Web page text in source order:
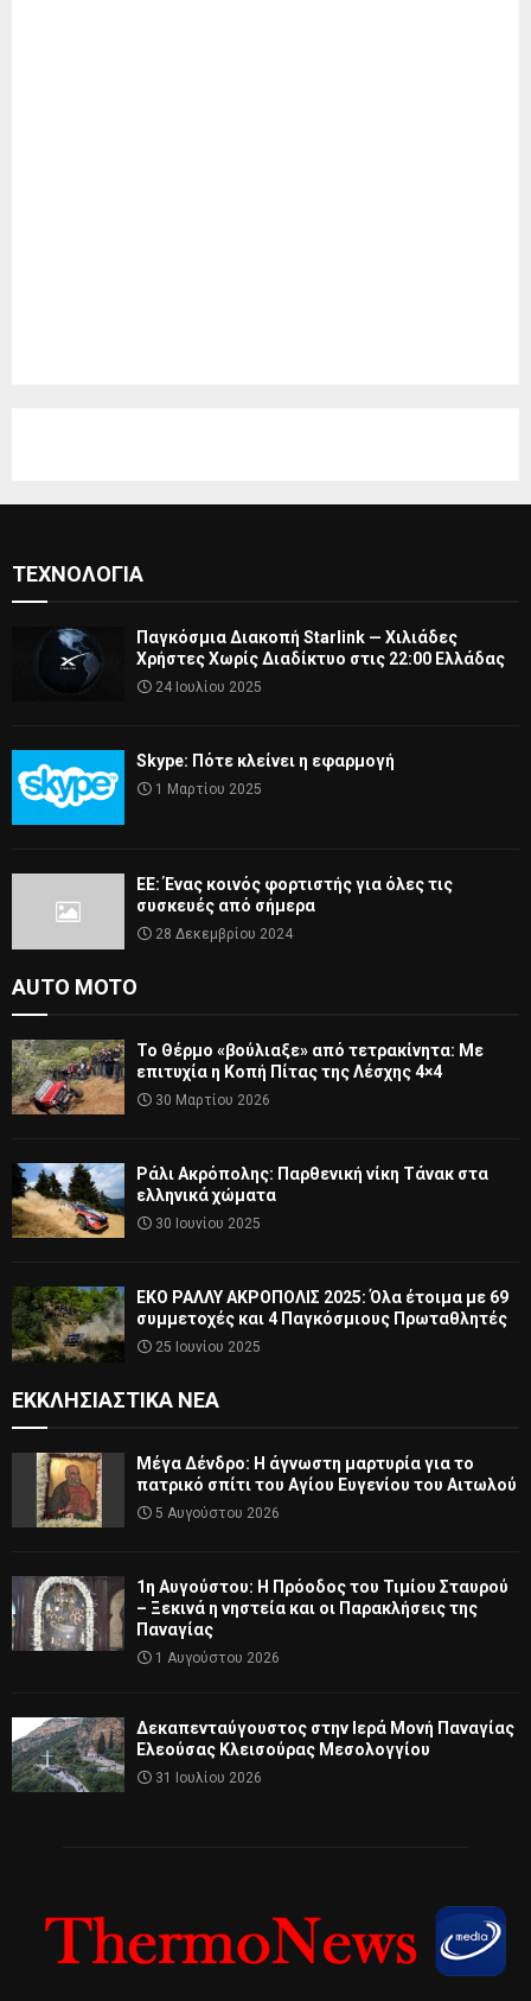
ΤΕΧΝΟΛΟΓΊΑ
Παγκόσμια Διακοπή Starlink — Χιλιάδες
Χρήστες Χωρίς Διαδίκτυο στις 22:00 Ελλάδας
24 Ιουλίου 2025
Skype: Πότε κλείνει η εφαρμογή
1 Μαρτίου 2025
ΕΕ: Ένας κοινός φορτιστής για όλες τις
συσκευές από σήμερα
28 Δεκεμβρίου 2024
AUTO MOTO
Το Θέρμο «βούλιαξε» από τετρακίνητα: Με
επιτυχία η Κοπή Πίτας της Λέσχης 4×4
30 Μαρτίου 2026
Ράλι Ακρόπολης: Παρθενική νίκη Τάνακ στα
ελληνικά χώματα
30 Ιουνίου 2025
ΕΚΟ ΡΑΛΛΥ ΑΚΡΟΠΟΛΙΣ 2025: Όλα έτοιμα με 69
συμμετοχές και 4 Παγκόσμιους Πρωταθλητές
25 Ιουνίου 2025
ΕΚΚΛΗΣΙΑΣΤΙΚΆ ΝΈΑ
Μέγα Δένδρο: Η άγνωστη μαρτυρία για το
πατρικό σπίτι του Αγίου Ευγενίου του Αιτωλού
5 Αυγούστου 2026
1η Αυγούστου: Η Πρόοδος του Τιμίου Σταυρού
– Ξεκινά η νηστεία και οι Παρακλήσεις της
Παναγίας
1 Αυγούστου 2026
Δεκαπενταύγουστος στην Ιερά Μονή Παναγίας
Ελεούσας Κλεισούρας Μεσολογγίου
31 Ιουλίου 2026